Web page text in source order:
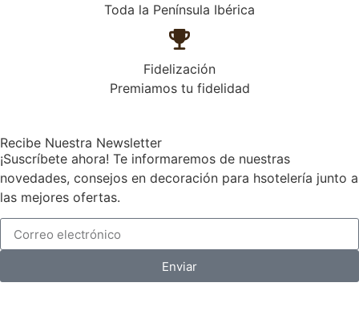
Toda la Península Ibérica
Fidelización
Premiamos tu fidelidad
Recibe Nuestra Newsletter
¡Suscríbete ahora! Te informaremos de nuestras
novedades, consejos en decoración para hsotelería junto a
las mejores ofertas.
Enviar